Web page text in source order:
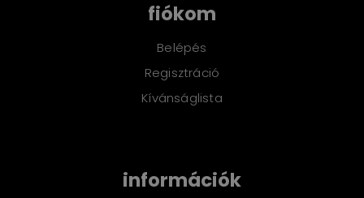
fiókom
Belépés
Regisztráció
Kívánságlista
információk